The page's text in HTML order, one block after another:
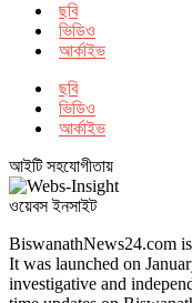
ছবি
ভিডিও
আর্কাইভ
ছবি
ভিডিও
আর্কাইভ
আইটি সহযোগীতায়
ওয়েবস ইনসাইট
BiswanathNews24.com
It was launched on
investigative and